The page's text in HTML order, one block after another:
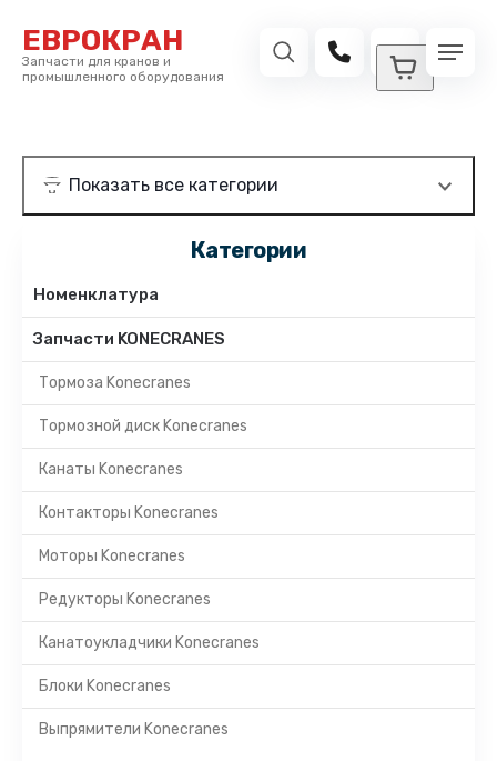
ЕВРОКРАН
Запчасти для кранов и
промышленного оборудования
Категории
Номенклатура
Запчасти KONECRANES
Тормоза Konecranes
Тормозной диск Konecranes
Канаты Konecranes
Контакторы Konecranes
Моторы Konecranes
Редукторы Konecranes
Канатоукладчики Konecranes
Блоки Konecranes
Выпрямители Konecranes